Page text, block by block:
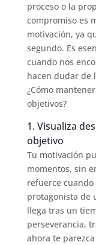
proceso o la
compromiso es
motivación, ya
segundo. Es
cuando nos
hacen dudar de
¿Cómo
objetivos?
1. Visualiza
objetivo
Tu motivación
momentos, sin
refuerce
protagonista de
llega tras un
perseverancia,
ahora te